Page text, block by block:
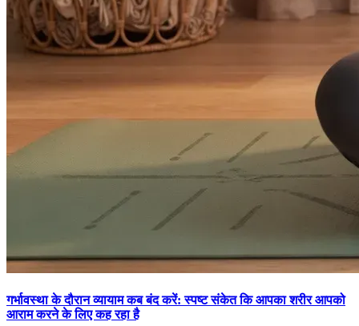
गर्भावस्था के दौरान व्यायाम कब बंद करें: स्पष्ट संकेत कि आपका शरीर आपको
आराम करने के लिए कह रहा है